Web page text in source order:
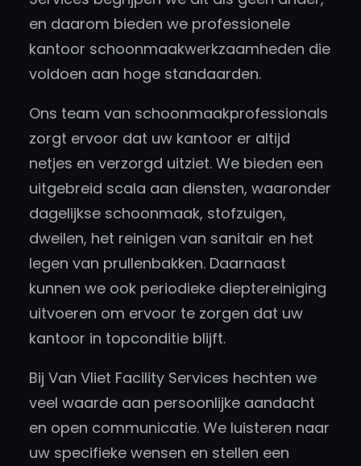
en daarom bieden we professionele
kantoor schoonmaakwerkzaamheden die
voldoen aan hoge standaarden.
Ons team van schoonmaakprofessionals
zorgt ervoor dat uw kantoor er altijd
netjes en verzorgd uitziet. We bieden een
uitgebreid scala aan diensten, waaronder
dagelijkse schoonmaak, stofzuigen,
dweilen, het reinigen van sanitair en het
legen van prullenbakken. Daarnaast
kunnen we ook periodieke dieptereiniging
uitvoeren om ervoor te zorgen dat uw
kantoor in topconditie blijft.
Bij Van Vliet Facility Services hechten we
veel waarde aan persoonlijke aandacht
en open communicatie. We luisteren naar
uw specifieke wensen en stellen een